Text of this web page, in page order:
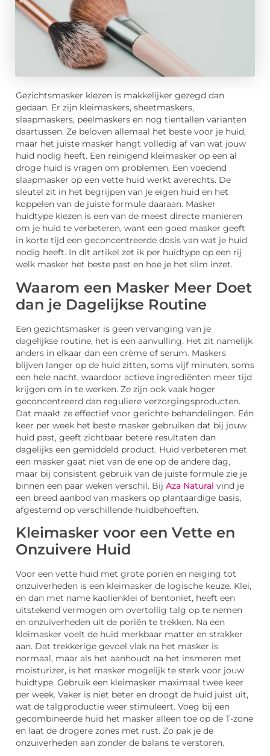
Gezichtsmasker kiezen is makkelijker gezegd dan
gedaan. Er zijn kleimaskers, sheetmaskers,
slaapmaskers, peelmaskers en nog tientallen varianten
daartussen. Ze beloven allemaal het beste voor je huid,
maar het juiste masker hangt volledig af van wat jouw
huid nodig heeft. Een reinigend kleimasker op een al
droge huid is vragen om problemen. Een voedend
slaapmasker op een vette huid werkt averechts. De
sleutel zit in het begrijpen van je eigen huid en het
koppelen van de juiste formule daaraan. Masker
huidtype kiezen is een van de meest directe manieren
om je huid te verbeteren, want een goed masker geeft
in korte tijd een geconcentreerde dosis van wat je huid
nodig heeft. In dit artikel zet ik per huidtype op een rij
welk masker het beste past en hoe je het slim inzet.
Waarom een Masker Meer Doet
dan je Dagelijkse Routine
Een gezichtsmasker is geen vervanging van je
dagelijkse routine, het is een aanvulling. Het zit namelijk
anders in elkaar dan een crème of serum. Maskers
blijven langer op de huid zitten, soms vijf minuten, soms
een hele nacht, waardoor actieve ingrediënten meer tijd
krijgen om in te werken. Ze zijn ook vaak hoger
geconcentreerd dan reguliere verzorgingsproducten.
Dat maakt ze effectief voor gerichte behandelingen. Eén
keer per week het beste masker gebruiken dat bij jouw
huid past, geeft zichtbaar betere resultaten dan
dagelijks een gemiddeld product. Huid verbeteren met
een masker gaat niet van de ene op de andere dag,
maar bij consistent gebruik van de juiste formule zie je
binnen een paar weken verschil. Bij Aza Natural vind je
een breed aanbod van maskers op plantaardige basis,
afgestemd op verschillende huidbehoeften.
Kleimasker voor een Vette en
Onzuivere Huid
Voor een vette huid met grote poriën en neiging tot
onzuiverheden is een kleimasker de logische keuze. Klei,
en dan met name kaolienklei of bentoniet, heeft een
uitstekend vermogen om overtollig talg op te nemen
en onzuiverheden uit de poriën te trekken. Na een
kleimasker voelt de huid merkbaar matter en strakker
aan. Dat trekkerige gevoel vlak na het masker is
normaal, maar als het aanhoudt na het insmeren met
moisturizer, is het masker mogelijk te sterk voor jouw
huidtype. Gebruik een kleimasker maximaal twee keer
per week. Vaker is niet beter en droogt de huid juist uit,
wat de talgproductie weer stimuleert. Voeg bij een
gecombineerde huid het masker alleen toe op de T-zone
en laat de drogere zones met rust. Zo pak je de
onzuiverheden aan zonder de balans te verstoren.